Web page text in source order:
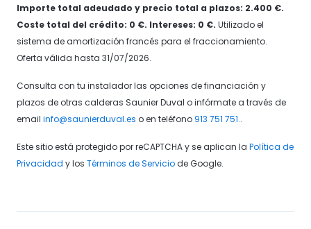
Importe total adeudado y precio total a plazos: 2.400 €.
Coste total del crédito: 0 €. Intereses: 0 €. Utilizado el
sistema de amortización francés para el fraccionamiento.
Oferta válida hasta 31/07/2026.
Consulta con tu instalador las opciones de financiación y
plazos de otras calderas Saunier Duval o infórmate a través de
email info@saunierduval.es o en teléfono 913 751 751..
Este sitio está protegido por reCAPTCHA y se aplican la Política de
Privacidad y los Términos de Serviciode Google.